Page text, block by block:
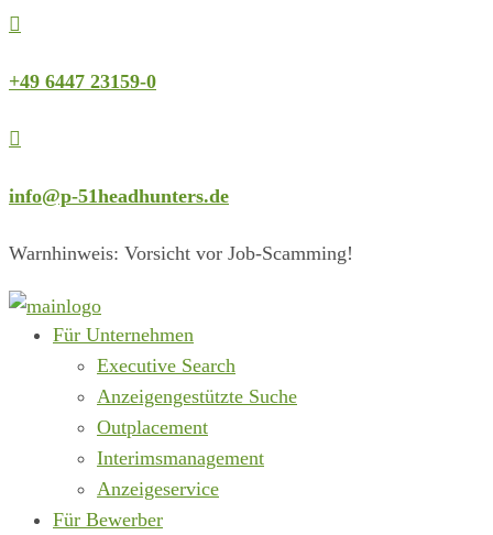

+49 6447 23159-0

info@p-51headhunters.de
Warnhinweis: Vorsicht vor Job-Scamming!
Für Unternehmen
Executive Search
Anzeigengestützte Suche
Outplacement
Interimsmanagement
Anzeigeservice
Für Bewerber